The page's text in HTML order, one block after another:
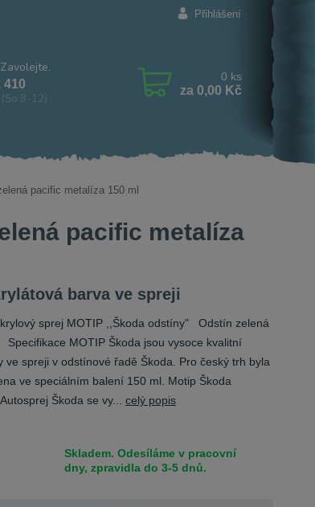
Přihlášení
410
8-12)
0 ks
za 0,00 Kč
pacific metalíza 150 ml
pacific metalíza
barva ve spreji
sprej MOTIP ,,Škoda odstíny" Odstín zelená
MOTIP Škoda jsou vysoce kvalitní
ve spreji v odstínové řadě Škoda. Pro český trh byla
ve speciálním balení 150 ml. Motip Škoda
Škoda se vy... celý popis
Skladem. Odesíláme v pracovní
dny, zpravidla do 3-5 dnů.